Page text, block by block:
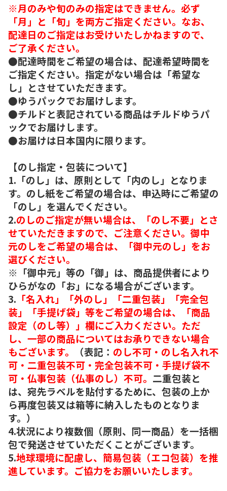
※月のみや旬のみの指定はできません。必ず
「月」と「旬」を両方ご指定ください。なお、
配達日のご指定はお受けいたしかねますので、
ご了承ください。
●配達時間をご希望の場合は、配達希望時間を
ご指定ください。指定がない場合は「希望な
し」とさせていただきます。
●ゆうパックでお届けします。
●チルドと表記されている商品はチルドゆうパ
ックでお届けします。
●お届けは日本国内に限ります。
【のし指定・包装について】
1.「のし」は、原則として「内のし」となりま
す。のし紙をご希望の場合は、申込時にご希望の
「のし」を選んでください。
2.のしのご指定が無い場合は、「のし不要」とさ
せていただきますので、ご注意ください。御中
元のしをご希望の場合は、「御中元のし」をお
選びください。
※「御中元」等の「御」は、商品提供者により
ひらがなの「お」になる場合がございます。
3. 「名入れ」「外のし」「二重包装」「完全包
装」「手提げ袋」等をご希望の場合は、「商品
設定（のし等）」欄にご入力ください。ただ
し、一部の商品についてはお承りできない場合
もございます。
（表記： のし不可・のし名入れ不
可・二重包装不可・完全包装不可・手提げ袋不
可・仏事包装（仏事のし）不可。 二重包装と
は、宛先ラベルを貼付するために、包装の上か
ら再度包装又は箱等に納入したものとなりま
す。）
4.状況により複数個（原則、同一商品）を一括梱
包で発送させていただくことがございます。
5.地球環境に配慮し、簡易包装（エコ包装）を推
進しています。ご協力をお願いいたします。